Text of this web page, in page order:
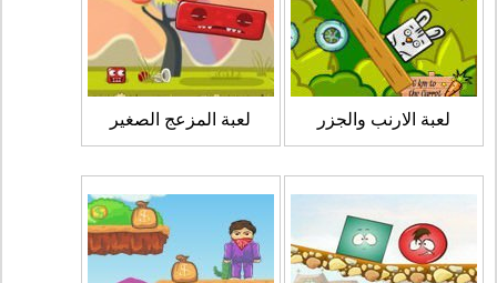
لعبة الارنب والجزر لعبة المزعج الصغير